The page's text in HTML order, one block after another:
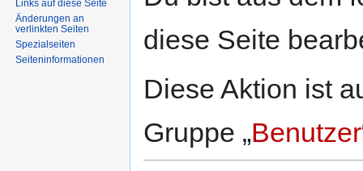
diese Seite
Diese Aktion ist
Gruppe „Benutzer
Links auf diese Seite
Änderungen an
verlinkten Seiten
Spezialseiten
Seiten­informationen